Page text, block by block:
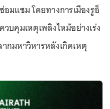
มแซม โดยทางการเมืองรูอ็
บคุมเหตุเพลิงไหม้อย่างเร่ง
มหาวิหารหลังเกิดเหตุ